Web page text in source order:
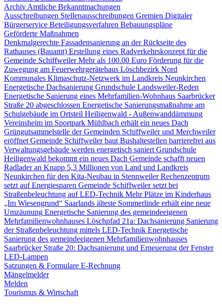
Archiv Amtliche Bekanntmachungen
Ausschreibungen Stellenausschreibungen Gremien Digitaler
Bürgerservice Beteiligungsverfahren Bebauungspläne
Geförderte Maßnahmen
Denkmalgerechte Fassadensanierung an der Rückseite des
Rathauses (Bauamt) Erstellung eines Radverkehrskonzept für die
Gemeinde SchiffweilerMehr als 100.00 Euro Förderung für die
Zuwegung am Feuerwehrgerätehaus Löschbezirk Nord
Kommunales Klimaschutz-Netzwerk im Landkreis Neunkirchen
Energetische Dachsanierung Grundschule Landsweiler-Reden
Energetische Sanierung eines Mehrfamilien-Wohnhaus Saarbrücker
Straße 20 abgeschlossen Energetische Sanierungsmaßnahme am
Schulgebäude im Ortsteil Heiligenwald - Außenwanddämmung
Vereinsheim im Sportpark Mühlbach erhält ein neues Dach
Grüngutsammelstelle der Gemeinden Schiffweiler und Merchweiler
eröffnet Gemeinde Schiffweiler baut Bushaltestellen barrierefrei aus
Verwaltungsgebäude werden energetisch saniert Grundschule
Heiligenwald bekommt ein neues Dach Gemeinde schafft neuen
Radlader an Knapp 5,3 Millionen von Land und Landkreis
Neunkirchen für den Kita-Neubau in StennweilerRechenzentrum
setzt auf Energiesparen Gemeinde Schiffweiler setzt bei
Straßenbeleuchtung auf LED-Technik Mehr Plätze im Kinderhaus
„Im Wiesengrund“ Saarlands älteste Sommerlinde erhält eine neue
Umzäunung Energetische Sanierung des gemeindeeigenen
Mehrfamilienwohnhauses Löschpfad 21a: Dachsanierung Sanierung
der Straßenbeleuchtung mittels LED-Technik Energetische
Sanierung des gemeindeeigenen Mehrfamilienwohnhauses
Saarbrücker Straße 20: Dachsanierung und Erneuerung der Fenster
LED-Lampen
Satzungen & Formulare E-Rechnung
Mängelmelder
Melden
Tourismus & Wirtschaft